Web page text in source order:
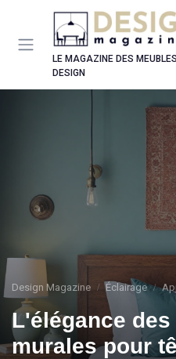
LE MAGAZINE DES
DESIGN
Design Magazine Éclairage
L'élégance
murales pour
Panneau de gestion des cookies